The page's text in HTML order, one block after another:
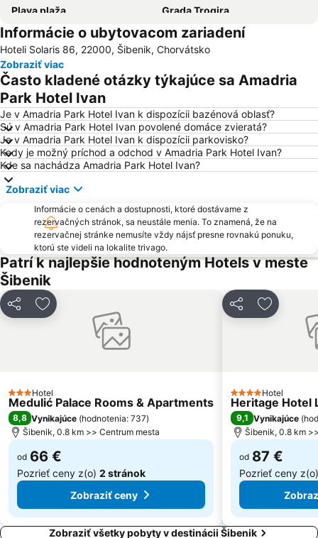
Plava plaža
Grada Trogira
Trogír Promenade
Avtobusni kolodvor Split
Jezera City Center
Nacionalni park Krka
Grad Biograd na Moru
ACI Marina Vodice
Duga Uvala
Riva
Historic City of Trogir
Zračna Luka Split
Bosana
Srednjovjekovni samostanski mediteranski vrt Sv Lovre
St Peter
Katedrala Svetog Lovre
Dražica
Ferry Biograd-Tkon
Peristil
Muzej Grada Splita
Parco isole Kornati
Port of Split
Informácie o ubytovacom zariadení
Hoteli Solaris 86, 22000, Šibenik, Chorvátsko
Zobraziť viac
Často kladené otázky týkajúce sa Amadria
Park Hotel Ivan
Je v Amadria Park Hotel Ivan k dispozícii bazénová oblasť?
Sú v Amadria Park Hotel Ivan povolené domáce zvieratá?
Je v Amadria Park Hotel Ivan k dispozícii parkovisko?
Kedy je možný príchod a odchod v Amadria Park Hotel Ivan?
Kde sa nachádza Amadria Park Hotel Ivan?
Zobraziť viac
Informácie o cenách a dostupnosti, ktoré dostávame z
rezervačných stránok, sa neustále menia. To znamená, že na
rezervačnej stránke nemusíte vždy nájsť presne rovnakú ponuku,
ktorú ste videli na lokalite trivago.
Patrí k najlepšie hodnoteným Hotels v meste
Šibenik
ZdieľaťPridať do obľúbených
3 Počet hviezdičiek
Hotel
Medulić Palace Rooms & Apartments
8,8 Vynikajúce (hodnotenia: 737)
Šibenik, 0.8 km >> Centrum mesta
od 66 €
Pozrieť ceny z(o) 2 stránok
Zobraziť ceny
ZdieľaťPridať do
4 PočetHotel
Heritage Hotel
9,1 Vynikajúce (
Šibenik, 0.8 km
od 87 €
Pozrieť ceny
Zobraziť všetky pobyty v destinácii Šibenik